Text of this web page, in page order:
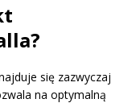
się zazwyczaj
na optymalną